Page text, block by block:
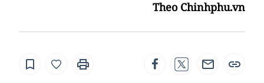
Theo Chinhphu.vn